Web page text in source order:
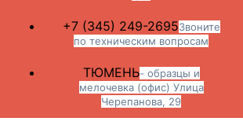
+7 (345) 249-2695Звоните
по техническим вопросам
ТЮМЕНЬ- образцы и
мелочевка (офис) Улица
Черепанова, 29